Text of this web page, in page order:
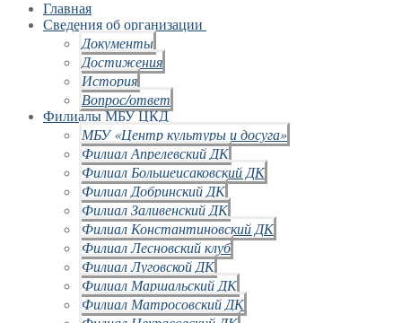
Главная
Сведения об организации
Документы
Достижения
История
Вопрос/ответ
Филиалы МБУ ЦКД
МБУ «Центр культуры и досуга»
Филиал Апрелевский ДК
Филиал Большеисаковский ДК
Филиал Добринский ДК
Филиал Заливенский ДК
Филиал Константиновский ДК
Филиал Лесновский клуб
Филиал Луговской ДК
Филиал Маршальский ДК
Филиал Матросовский ДК